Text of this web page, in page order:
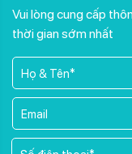
Vui lòng cung cấp
thời gian sớm nhất